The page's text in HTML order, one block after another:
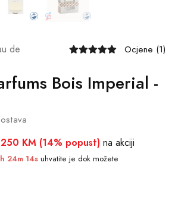
de
Ocjene (1)
Bois Imperial -
250 KM (14% popust) na akciji
24m 14s uhvatite je dok možete